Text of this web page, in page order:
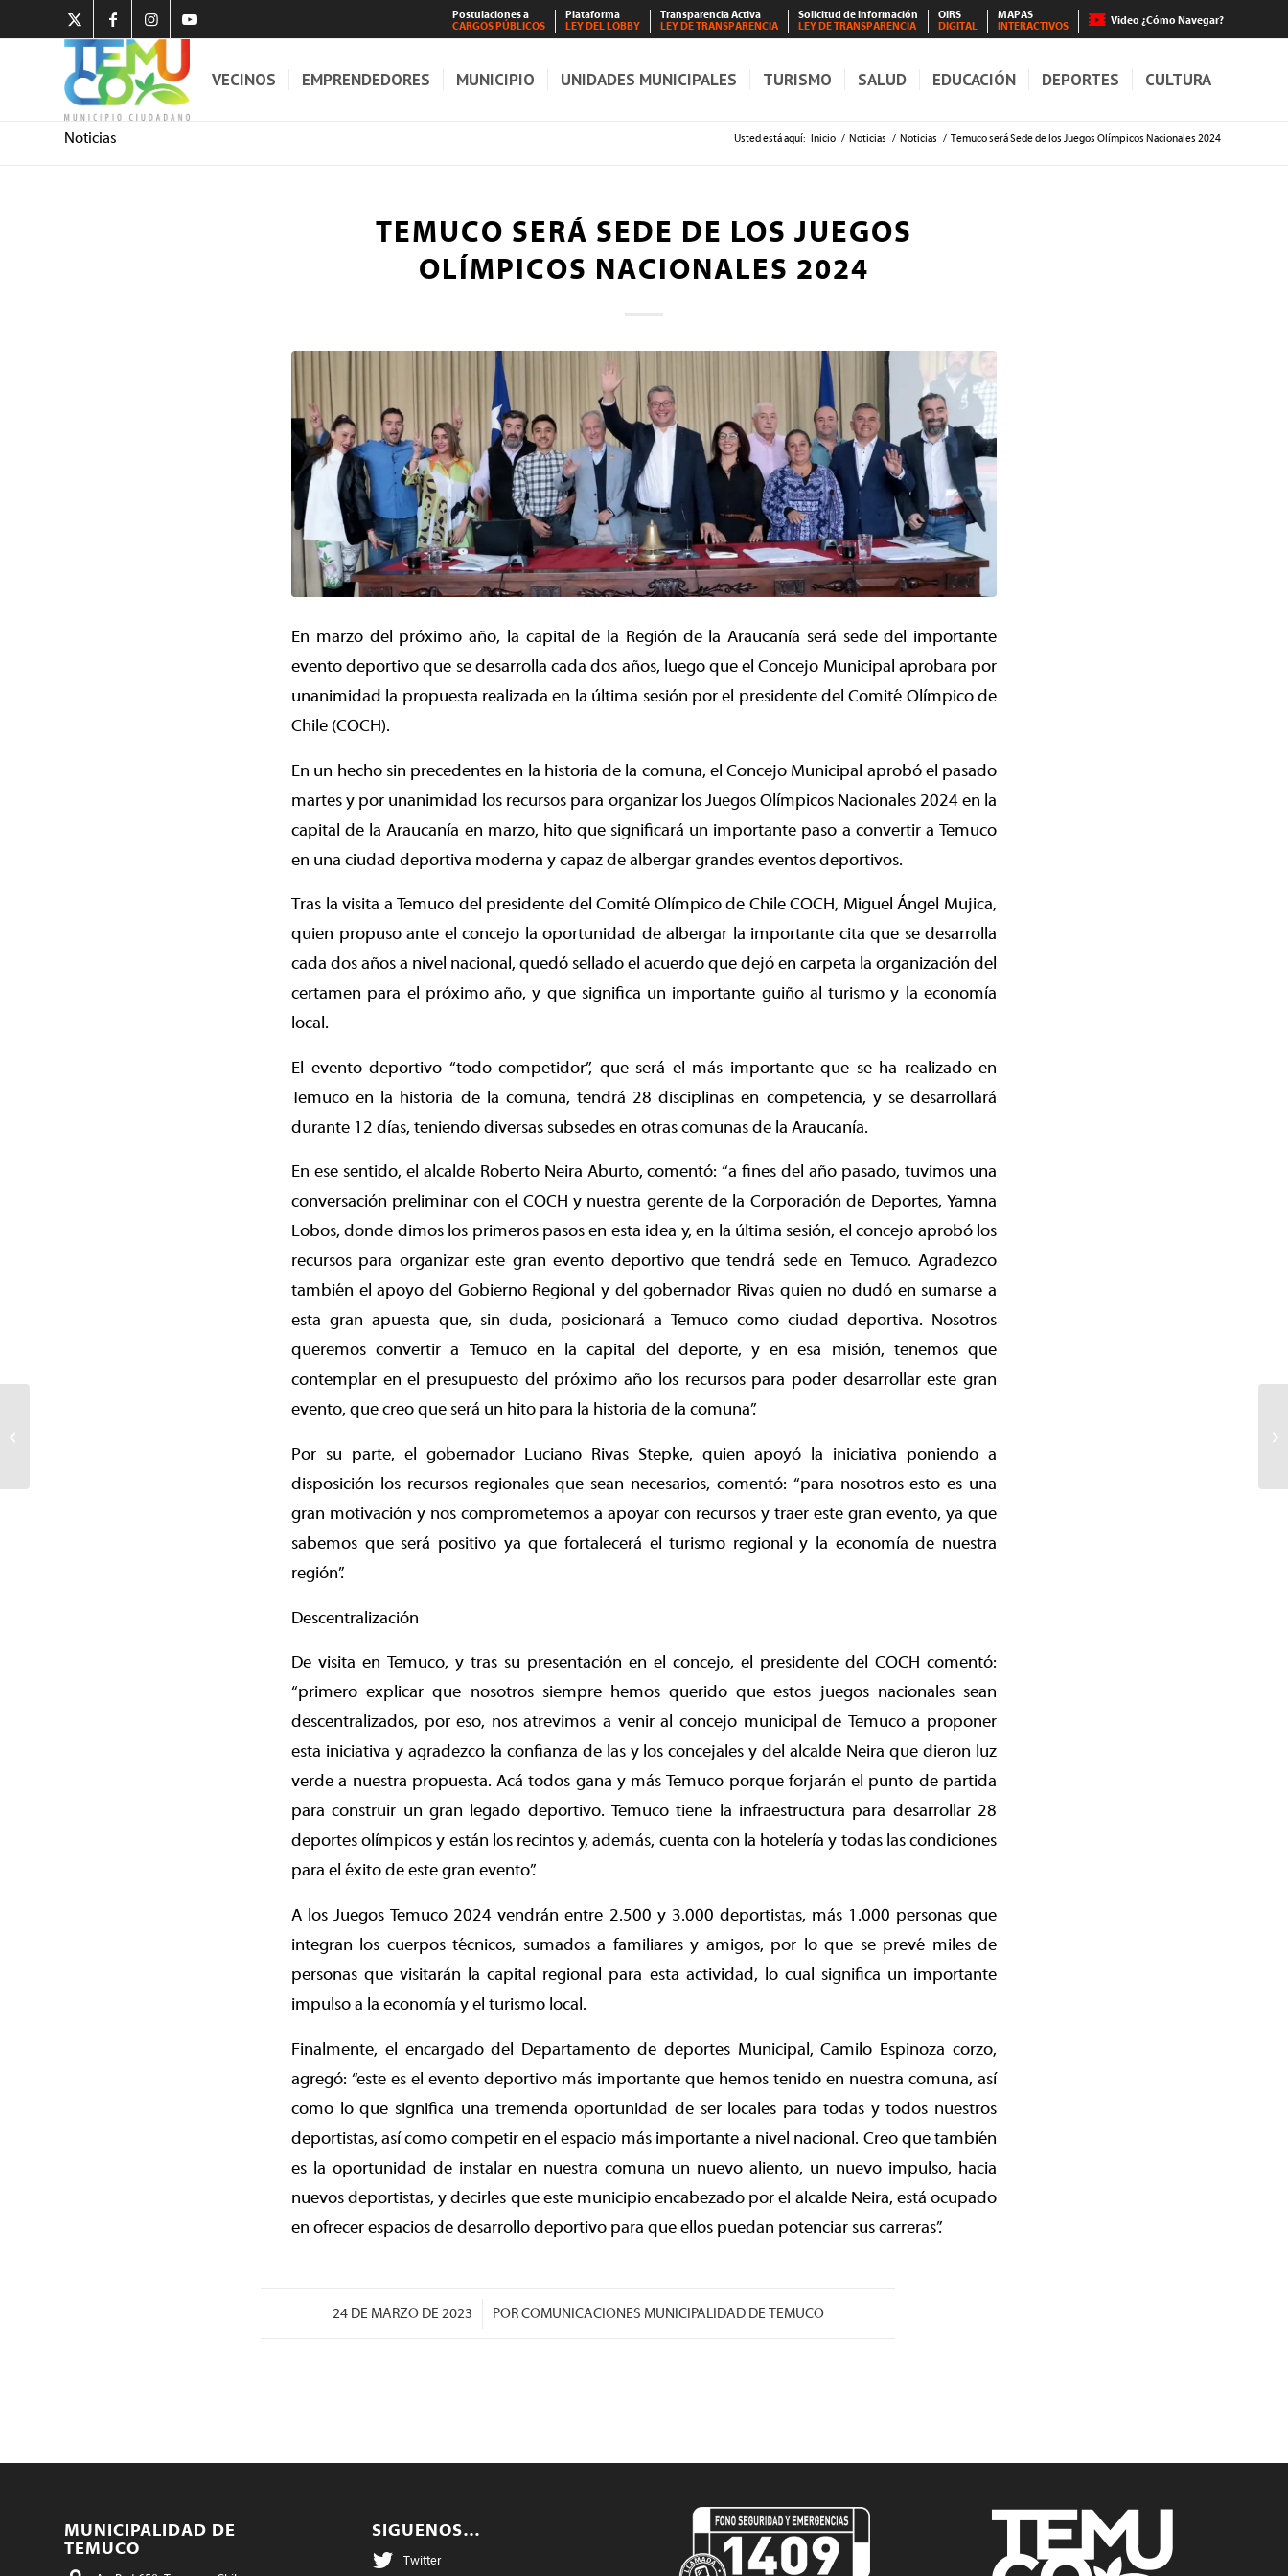
Postulaciones a
CARGOS PÚBLICOS
Plataforma
LEY DEL LOBBY
Transparencia Activa
LEY DE TRANSPARENCIA
Solicitud de Información
LEY DE TRANSPARENCIA
OIRS
DIGITAL
MAPAS
INTERACTIVOS
Video ¿Cómo Navegar?
VECINOS EMPRENDEDORES MUNICIPIO UNIDADES MUNICIPALES TURISMO SALUD EDUCACIÓN DEPORTES CULTURA
Noticias Usted está aquí: Inicio / Noticias / Noticias / Temuco será Sede de los Juegos Olímpicos Nacionales 2024
TEMUCO SERÁ SEDE DE LOS JUEGOS
OLÍMPICOS NACIONALES 2024
En marzo del próximo año, la capital de la Región de la Araucanía será sede del importante
evento deportivo que se desarrolla cada dos años, luego que el Concejo Municipal aprobara por
unanimidad la propuesta realizada en la última sesión por el presidente del Comité Olímpico de
Chile (COCH).
En un hecho sin precedentes en la historia de la comuna, el Concejo Municipal aprobó el pasado
martes y por unanimidad los recursos para organizar los Juegos Olímpicos Nacionales 2024 en la
capital de la Araucanía en marzo, hito que significará un importante paso a convertir a Temuco
en una ciudad deportiva moderna y capaz de albergar grandes eventos deportivos.
Tras la visita a Temuco del presidente del Comité Olímpico de Chile COCH, Miguel Ángel Mujica,
quien propuso ante el concejo la oportunidad de albergar la importante cita que se desarrolla
cada dos años a nivel nacional, quedó sellado el acuerdo que dejó en carpeta la organización del
certamen para el próximo año, y que significa un importante guiño al turismo y la economía
local.
El evento deportivo “todo competidor”, que será el más importante que se ha realizado en
Temuco en la historia de la comuna, tendrá 28 disciplinas en competencia, y se desarrollará
durante 12 días, teniendo diversas subsedes en otras comunas de la Araucanía.
En ese sentido, el alcalde Roberto Neira Aburto, comentó: “a fines del año pasado, tuvimos una
conversación preliminar con el COCH y nuestra gerente de la Corporación de Deportes, Yamna
Lobos, donde dimos los primeros pasos en esta idea y, en la última sesión, el concejo aprobó los
recursos para organizar este gran evento deportivo que tendrá sede en Temuco. Agradezco
también el apoyo del Gobierno Regional y del gobernador Rivas quien no dudó en sumarse a
esta gran apuesta que, sin duda, posicionará a Temuco como ciudad deportiva. Nosotros
queremos convertir a Temuco en la capital del deporte, y en esa misión, tenemos que
contemplar en el presupuesto del próximo año los recursos para poder desarrollar este gran
evento, que creo que será un hito para la historia de la comuna”.
Por su parte, el gobernador Luciano Rivas Stepke, quien apoyó la iniciativa poniendo a
disposición los recursos regionales que sean necesarios, comentó: “para nosotros esto es una
gran motivación y nos comprometemos a apoyar con recursos y traer este gran evento, ya que
sabemos que será positivo ya que fortalecerá el turismo regional y la economía de nuestra
región”.
Descentralización
De visita en Temuco, y tras su presentación en el concejo, el presidente del COCH comentó:
“primero explicar que nosotros siempre hemos querido que estos juegos nacionales sean
descentralizados, por eso, nos atrevimos a venir al concejo municipal de Temuco a proponer
esta iniciativa y agradezco la confianza de las y los concejales y del alcalde Neira que dieron luz
verde a nuestra propuesta. Acá todos gana y más Temuco porque forjarán el punto de partida
para construir un gran legado deportivo. Temuco tiene la infraestructura para desarrollar 28
deportes olímpicos y están los recintos y, además, cuenta con la hotelería y todas las condiciones
para el éxito de este gran evento”.
A los Juegos Temuco 2024 vendrán entre 2.500 y 3.000 deportistas, más 1.000 personas que
integran los cuerpos técnicos, sumados a familiares y amigos, por lo que se prevé miles de
personas que visitarán la capital regional para esta actividad, lo cual significa un importante
impulso a la economía y el turismo local.
Finalmente, el encargado del Departamento de deportes Municipal, Camilo Espinoza corzo,
agregó: “este es el evento deportivo más importante que hemos tenido en nuestra comuna, así
como lo que significa una tremenda oportunidad de ser locales para todas y todos nuestros
deportistas, así como competir en el espacio más importante a nivel nacional. Creo que también
es la oportunidad de instalar en nuestra comuna un nuevo aliento, un nuevo impulso, hacia
nuevos deportistas, y decirles que este municipio encabezado por el alcalde Neira, está ocupado
en ofrecer espacios de desarrollo deportivo para que ellos puedan potenciar sus carreras”.
24 DE MARZO DE 2023
/ PORCOMUNICACIONES MUNICIPALIDAD DE TEMUCO
MUNICIPALIDAD DE
TEMUCO
SIGUENOS…
Twitter